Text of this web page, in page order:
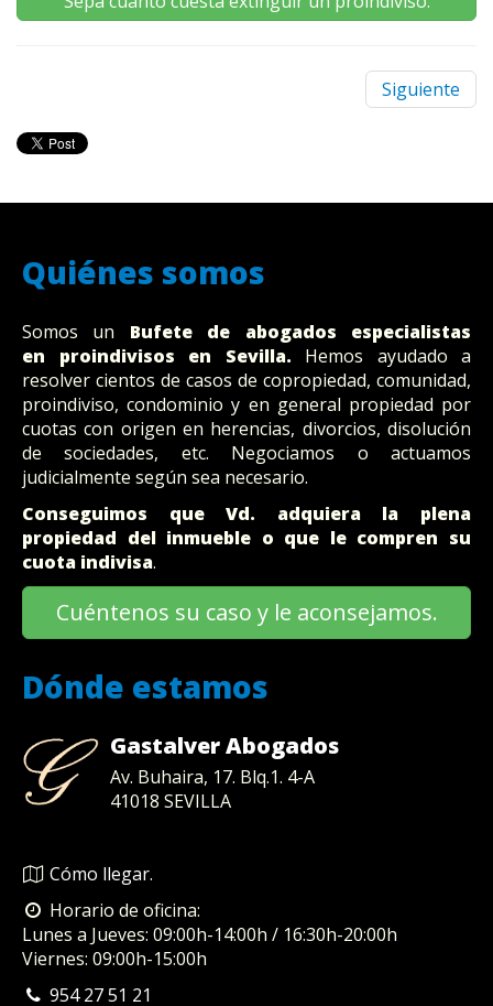
Siguiente
Quiénes somos
Somos un Bufete de abogados
especialistas
en proindivisos en Sevilla. Hemos ayudado a
resolver cientos de casos de copropiedad, comunidad,
proindiviso, condominio y en general propiedad por
cuotas con origen en herencias, divorcios, disolución
de sociedades, etc. Negociamos o actuamos
judicialmente según sea necesario.
Conseguimos que Vd. adquiera la plena
propiedad del inmueble o que le compren su
cuota indivisa.
Cuéntenos su caso y le aconsejamos.
Dónde estamos
Gastalver Abogados
Av. Buhaira, 17. Blq.1. 4-A
41018 SEVILLA
Cómo llegar.
Horario de oficina:
Lunes a Jueves: 09:00h-14:00h / 16:30h-20:00h
Viernes: 09:00h-15:00h
954 27 51 21